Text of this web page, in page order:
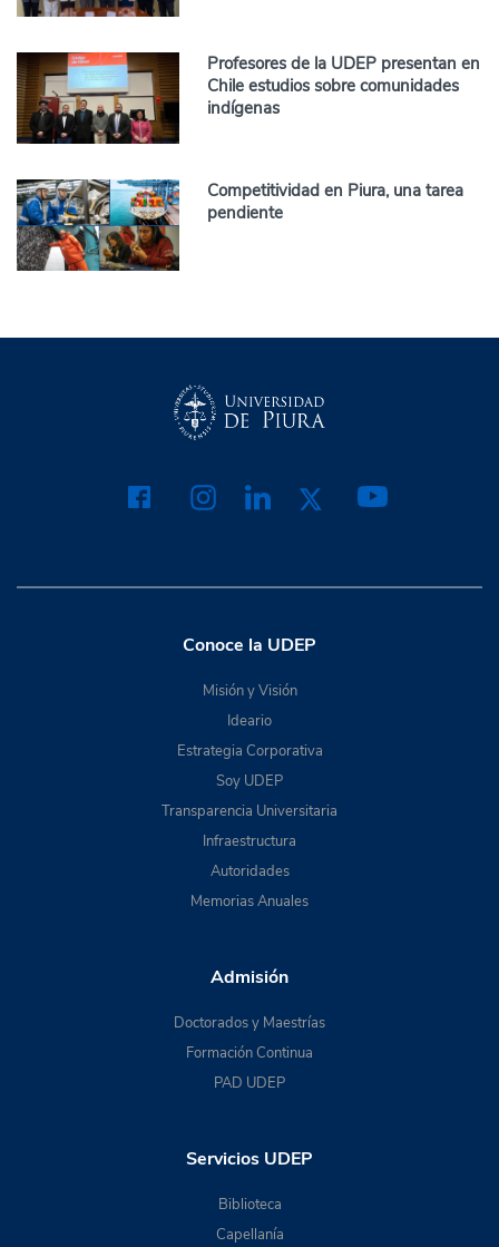
Profesores de la UDEP presentan en
Chile estudios sobre comunidades
indígenas
Competitividad en Piura, una tarea
pendiente
Conoce la UDEP
Misión y Visión
Ideario
Estrategia Corporativa
Soy UDEP
Transparencia Universitaria
Infraestructura
Autoridades
Memorias Anuales
Admisión
Doctorados y Maestrías
Formación Continua
PAD UDEP
Servicios UDEP
Biblioteca
Capellanía